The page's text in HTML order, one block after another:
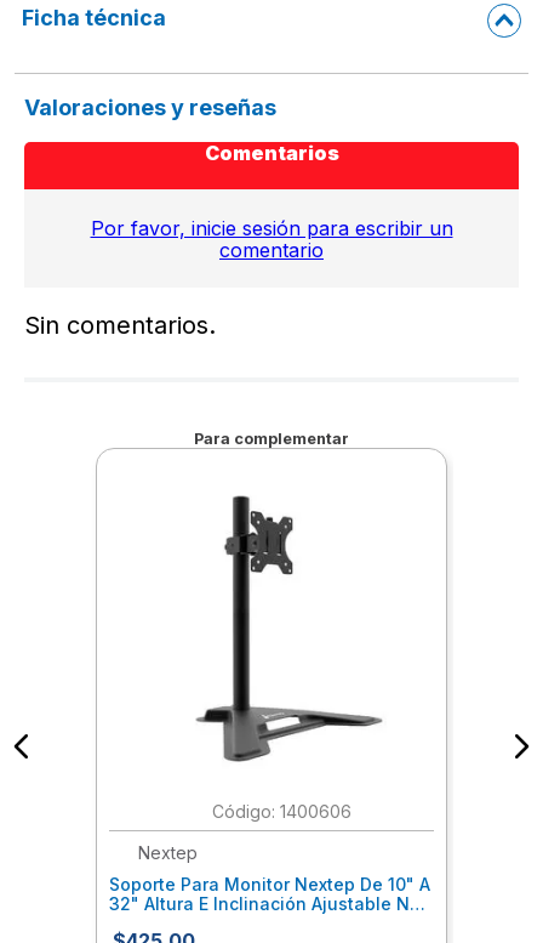
Ficha técnica
Valoraciones y reseñas
Comentarios
Por favor, inicie sesión para escribir un
comentario
Sin comentarios.
Para complementar
: 1400606
Nextep
Soporte Para Monitor Nextep De 10" A
32" Altura E Inclinación Ajustable Ne-